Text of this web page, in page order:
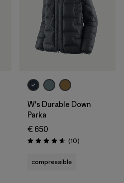
W's Durable Down
Parka
€ 650
Évaluation: 4.7 / 5
(10Avis
)
compressible